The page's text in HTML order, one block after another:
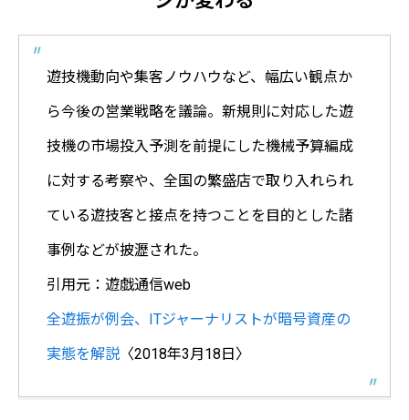
遊技機動向や集客ノウハウなど、幅広い観点か
ら今後の営業戦略を議論。新規則に対応した遊
技機の市場投入予測を前提にした機械予算編成
に対する考察や、全国の繁盛店で取り入れられ
ている遊技客と接点を持つことを目的とした諸
事例などが披瀝された。
引用元：遊戯通信web
全遊振が例会、ITジャーナリストが暗号資産の
実態を解説 〈2018年3月18日〉